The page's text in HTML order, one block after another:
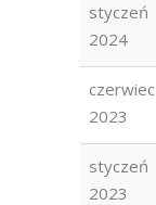
styczeń
2024
czerwiec
2023
styczeń
2023